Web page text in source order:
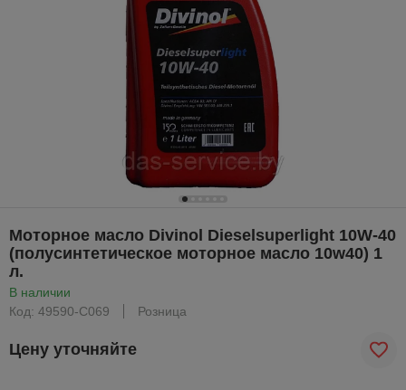
Моторное масло Divinol Dieselsuperlight 10W-40
(полусинтетическое моторное масло 10w40) 1
л.
В наличии
Код: 49590-C069
Розница
Цену уточняйте